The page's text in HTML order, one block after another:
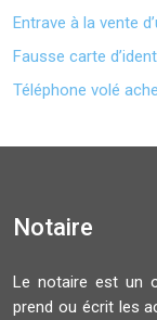
Entrave à la vente
Fausse carte
Téléphone volé
Notaire
Le notaire est un
prend ou écrit les